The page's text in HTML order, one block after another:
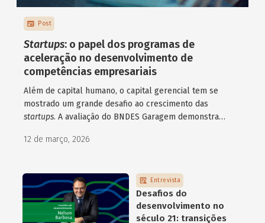
Post
Startups: o papel dos programas de
aceleração no desenvolvimento de
competências empresariais
Além de capital humano, o capital gerencial tem se
mostrado um grande desafio ao crescimento das
startups. A avaliação do BNDES Garagem demonstra
superação desse desafio.
12 de março, 2026
Entrevista
Desafios do
desenvolvimento no
século 21: transições